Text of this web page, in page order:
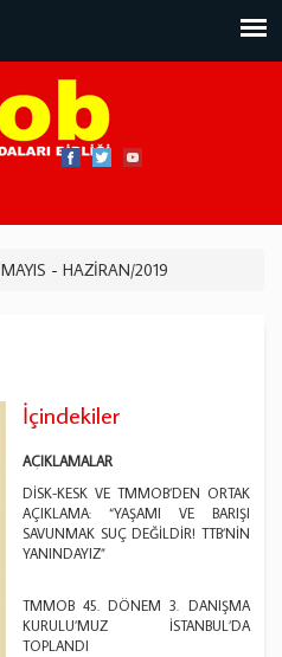
MAYIS - HAZİRAN/2019
İçindekiler
AÇIKLAMALAR
DİSK-KESK VE TMMOB’DEN ORTAK
AÇIKLAMA: “YAŞAMI VE BARIŞI
SAVUNMAK SUÇ DEĞİLDİR! TTB’NİN
YANINDAYIZ”
TMMOB 45. DÖNEM 3. DANIŞMA
KURULU’MUZ İSTANBUL’DA
TOPLANDI